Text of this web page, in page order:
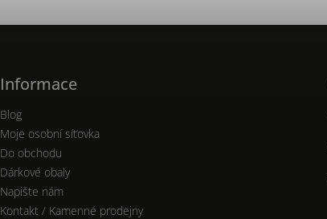
Informace
Blog
Moje osobní síťovka
Do obchodu
Dárkové obaly
Napište nám
Kontakt / Kamenné prodejny